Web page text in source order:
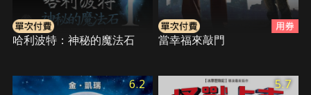
哈利波特：神秘的魔法石 當幸福來敲門
6.2 5.7